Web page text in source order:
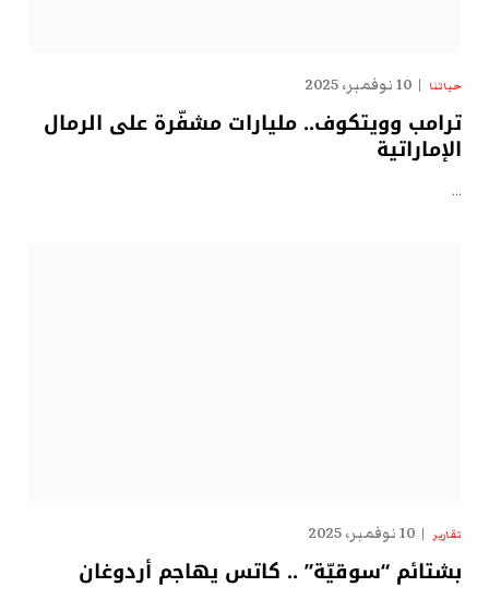
حياتنا 10 نوفمبر، 2025
ترامب وويتكوف.. مليارات مشفّرة على الرمال
الإماراتية
…
تقارير 10 نوفمبر، 2025
بشتائم “سوقيّة” .. كاتس يهاجم أردوغان